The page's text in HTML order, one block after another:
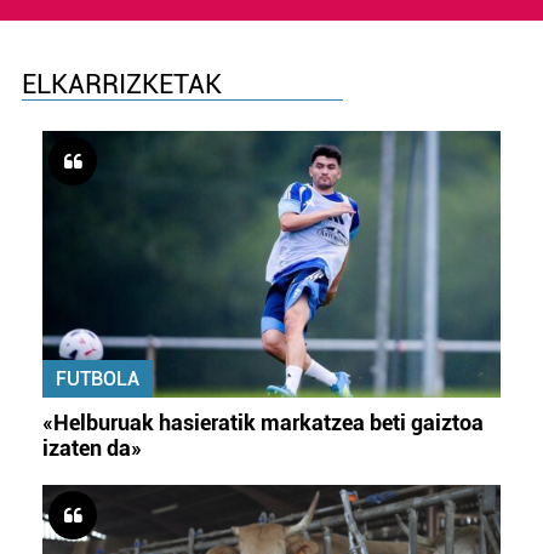
ELKARRIZKETAK
FUTBOLA
«Helburuak hasieratik markatzea beti gaiztoa
izaten da»